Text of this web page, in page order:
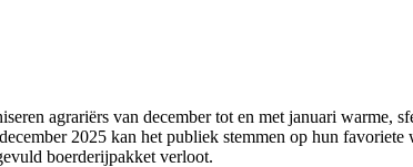
agrariërs van december tot en met januari warme,
2025 kan het publiek stemmen op hun
boerderijpakket verloot.